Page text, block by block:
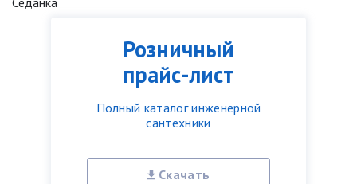
Розничный
прайс-лист
Полный каталог инженерной
сантехники
Скачать